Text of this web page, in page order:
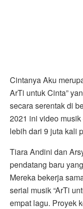
Cintanya Aku
ArTi untuk Cinta”
secara serentak di
2021 ini video
lebih dari 9 juta kali
Tiara Andini dan
pendatang baru
Mereka bekerja
serial musik “ArTi
empat lagu. Proyek